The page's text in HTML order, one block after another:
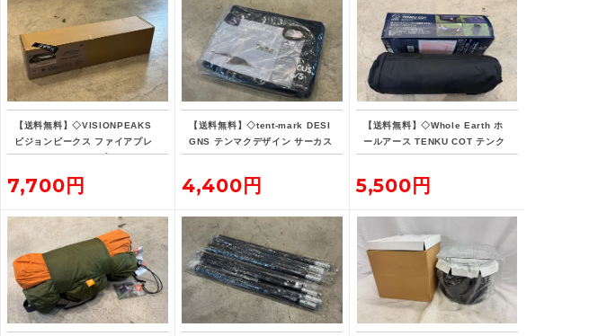
【送料無料】◇VISIONPEAKS
ビジョンピークス ファイアプレ
イス TCレクタタープ
7,700円
【送料無料】◇tent-mark DESI
GNS テンマクデザイン サーカス
インナーマット 4/5
4,400円
【送料無料】◇Whole Earth ホ
ールアース TENKU COT テンク
ウコット
5,500円